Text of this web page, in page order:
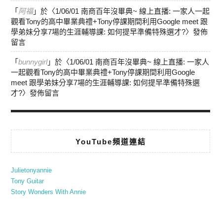
「 阿福」於〈1/06/01 南商百年沒畢典~ 線上直播: 一家人一起
觀看Tony的高中畢業典禮+Tony停課期間利用Google meet 跟
學弟妹分享7場的生涯輔導課: 如何提早準備特殊選才?〉發佈
留言
「bunnygirl」於〈1/06/01 南商百年沒畢典~ 線上直播: 一家人
一起觀看Tony的高中畢業典禮+Tony停課期間利用Google
meet 跟學弟妹分享7場的生涯輔導課: 如何提早準備特殊選
才?〉發佈留言
YouTube頻道連結
Julietonyannie
Tony Guitar
Story Wonders With Annie